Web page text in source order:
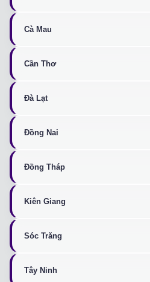
Cà Mau
Cần Thơ
Đà Lạt
Đồng Nai
Đồng Tháp
Kiên Giang
Sóc Trăng
Tây Ninh